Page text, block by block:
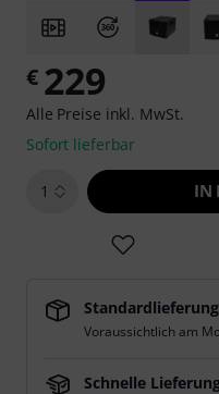
€ 229
Alle Preise inkl. MwSt.
Sofort lieferbar
1 IN
Standardlieferung
Voraussichtlich am
Schnelle